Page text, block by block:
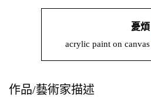
憂煩
acrylic paint on canvas
作品/藝術家描述